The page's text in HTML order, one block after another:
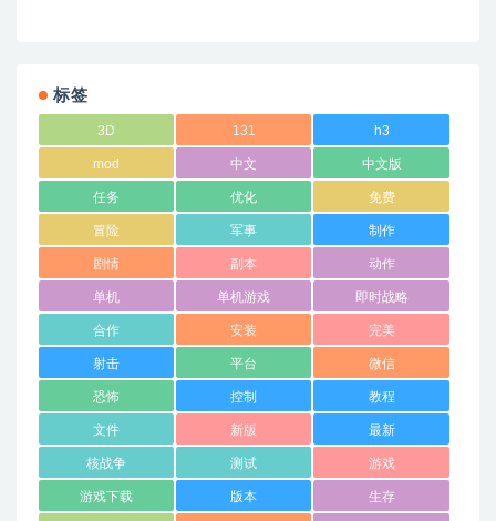
标签
3D 131 h3
mod 中文 中文版
任务 优化 免费
冒险 军事 制作
剧情 副本 动作
单机 单机游戏 即时战略
合作 安装 完美
射击 平台 微信
恐怖 控制 教程
文件 新版 最新
核战争 测试 游戏
游戏下载 版本 生存